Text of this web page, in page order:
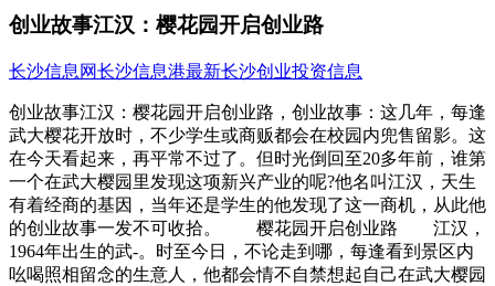
创业故事江汉：樱花园开启创业路
长沙信息网长沙信息港最新长沙创业投资信息
创业故事江汉：樱花园开启创业路，创业故事：这几年，每逢
武大樱花开放时，不少学生或商贩都会在校园内兜售留影。这
在今天看起来，再平常不过了。但时光倒回至20多年前，谁第
一个在武大樱园里发现这项新兴产业的呢?他名叫江汉，天生
有着经商的基因，当年还是学生的他发现了这一商机，从此他
的创业故事一发不可收拾。 樱花园开启创业路 江汉，
1964年出生的武-。时至今日，不论走到哪，每逢看到景区内
吆喝照相留念的生意人，他都会情不自禁想起自己在武大樱园